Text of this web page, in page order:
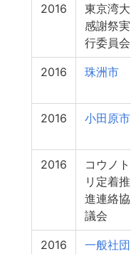
2016
東京湾大
感謝祭実
行委員会
2016 珠洲市
2016 小田原市
2016
コウノト
リ定着推
進連絡協
議会
2016
一般社団